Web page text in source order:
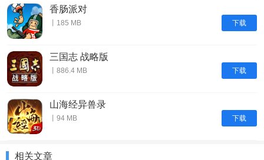
下载
香肠派对
丨185 MB
下载
三国志 战略版
丨886.4 MB
下载
山海经异兽录
丨94 MB
相关文章